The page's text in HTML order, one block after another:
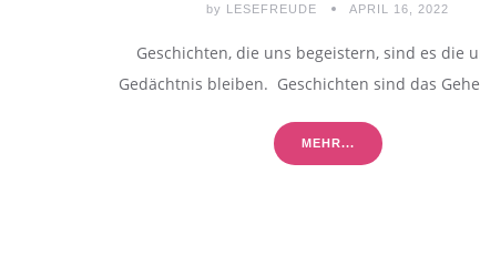
by LESEFREUDE APRIL 16, 2022
Geschichten, die uns begeistern, sind es die
Gedächtnis bleiben. Geschichten sind das
MEHR...